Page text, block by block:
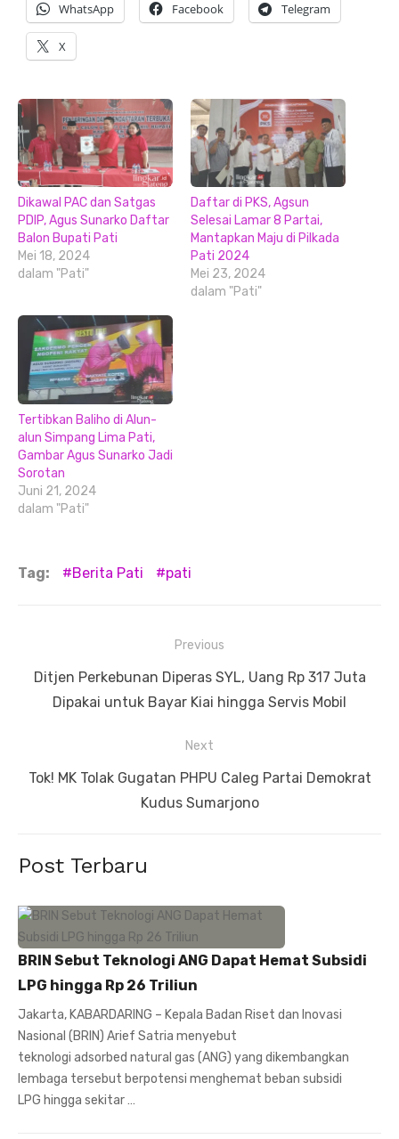
WhatsApp Facebook Telegram
X
Dikawal PAC dan Satgas
PDIP, Agus Sunarko Daftar
Balon Bupati Pati
Mei 18, 2024
dalam "Pati"
Daftar di PKS, Agsun
Selesai Lamar 8 Partai,
Mantapkan Maju di Pilkada
Pati 2024
Mei 23, 2024
dalam "Pati"
Tertibkan Baliho di Alun-
alun Simpang Lima Pati,
Gambar Agus Sunarko Jadi
Sorotan
Juni 21, 2024
dalam "Pati"
Tag: Berita Pati pati
pos
Previous
Previous
post:
Ditjen Perkebunan Diperas SYL, Uang Rp 317 Juta
Dipakai untuk Bayar Kiai hingga Servis Mobil
Next
Next
Tok! MK Tolak Gugatan PHPU Caleg Partai Demokrat
Kudus Sumarjono
Post Terbaru
BRIN Sebut Teknologi ANG Dapat Hemat Subsidi
LPG hingga Rp 26 Triliun
Jakarta, KABARDARING – Kepala Badan Riset dan Inovasi
Nasional (BRIN) Arief Satria menyebut
teknologi adsorbed natural gas (ANG) yang dikembangkan
lembaga tersebut berpotensi menghemat beban subsidi
LPG hingga sekitar …